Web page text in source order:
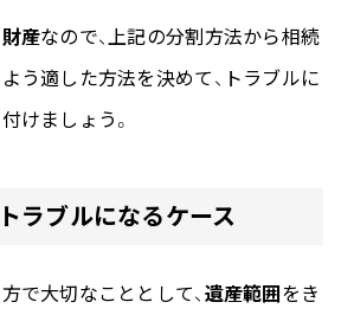
産なので、上記の分割方法から相続
う適した方法を決めて、トラブルに
けましょう。
ラブルになるケース
で大切なこととして、 遺産範囲 をき